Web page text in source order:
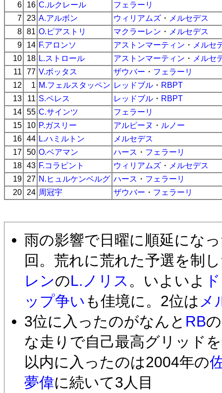
6
16 C.ルクレール
フェラーリ
7
23 A.アルボン ウィリアムズ ・ メルセデス
8 81 O.ピアストリ マクラーレン ・ メルセデス
9
14 F.アロンソ アストンマーティン ・ メルセ
10
18 L.ストロール アストンマーティン ・ メルセ
11
77 V.ボッタス ザウバー ・ フェラーリ
12
1 M.フェルスタッペン レッドブル ・ RBPT
13
11 S.ペレス レッドブル ・ RBPT
14 55 C.サインツ
フェラーリ
15
10 P.ガスリー アルピーヌ ・ ルノー
16 44 L.ハミルトン
メルセデス
17 50 O.ベアマン ハース ・ フェラーリ
18 43 F.コラピント ウィリアムズ ・ メルセデス
19
27 N.ヒュルケンベルグ ハース ・ フェラーリ
20
24 周冠宇 ザウバー ・ フェラーリ
雨の影響で日曜に順延にな
回。荒れに荒れた予選を制
レンのL.ノリス 。いよいよ
ップ争い も佳境に。2位は メ
3位に入ったのがなんと RBの
な走りで自己最高グリッド
以内に入ったのは2004年の
夢偉に続いて3人目